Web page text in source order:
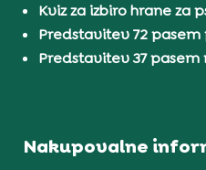
Kviz za izbiro hrane za
Predstavitev 72 pasem
Predstavitev 37 pasem
Nakupovalne